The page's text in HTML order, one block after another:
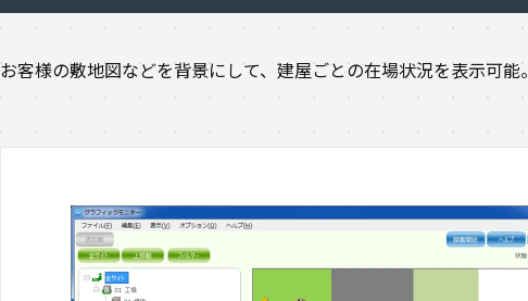
お客様の敷地図などを背景にして、建屋ごとの在場状況を表示可能。